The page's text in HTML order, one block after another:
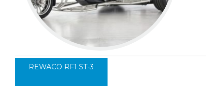
REWACO RF1 ST-3